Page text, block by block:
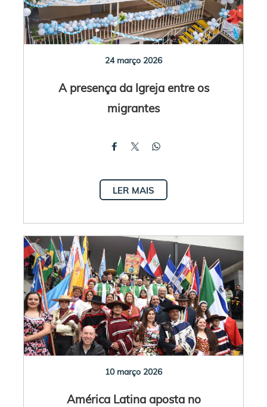
24 março 2026
A presença da Igreja entre os
migrantes
LER MAIS
10 março 2026
América Latina aposta no